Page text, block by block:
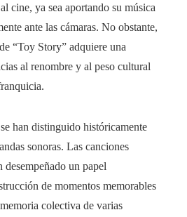
cine, ya sea aportando su música
ante las cámaras. No obstante,
“Toy Story” adquiere una
al renombre y al peso cultural
han distinguido históricamente
sonoras. Las canciones
desempeñado un papel
de momentos memorables
colectiva de varias